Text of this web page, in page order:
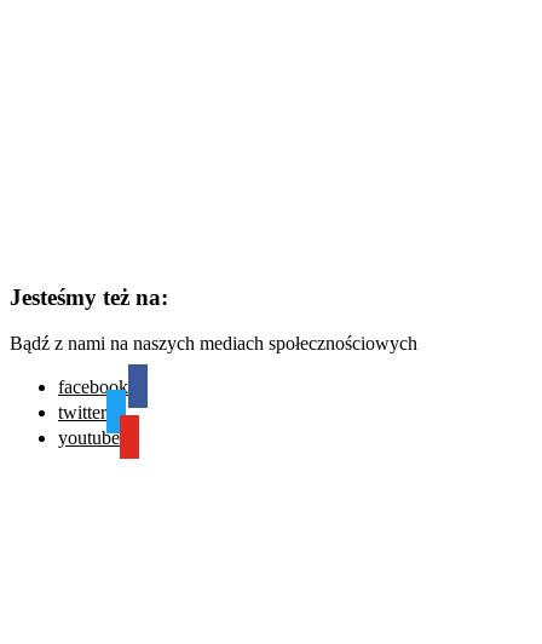
Jesteśmy też na:
Bądź z nami na naszych mediach społecznościowych
facebook
twitter
youtube